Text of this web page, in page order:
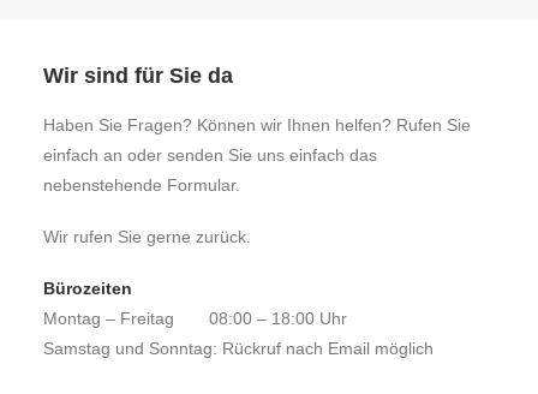
Wir sind für Sie da
Haben Sie Fragen? Können wir Ihnen helfen? Rufen Sie
einfach an oder senden Sie uns einfach das
nebenstehende Formular.
Wir rufen Sie gerne zurück.
Bürozeiten
Montag – Freitag
08:00 – 18:00 Uhr
Samstag und Sonntag: Rückruf nach Email möglich